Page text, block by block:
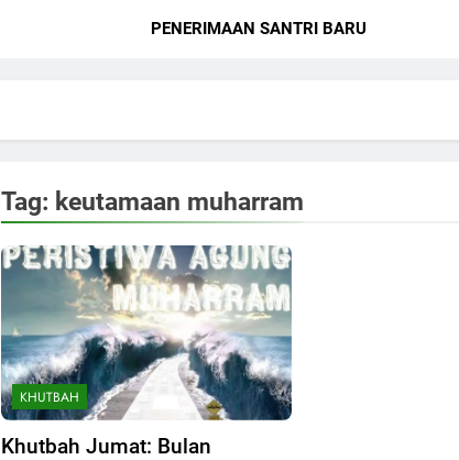
PENERIMAAN SANTRI BARU
Tag: keutamaan muharram
KHUTBAH
Khutbah Jumat: Bulan